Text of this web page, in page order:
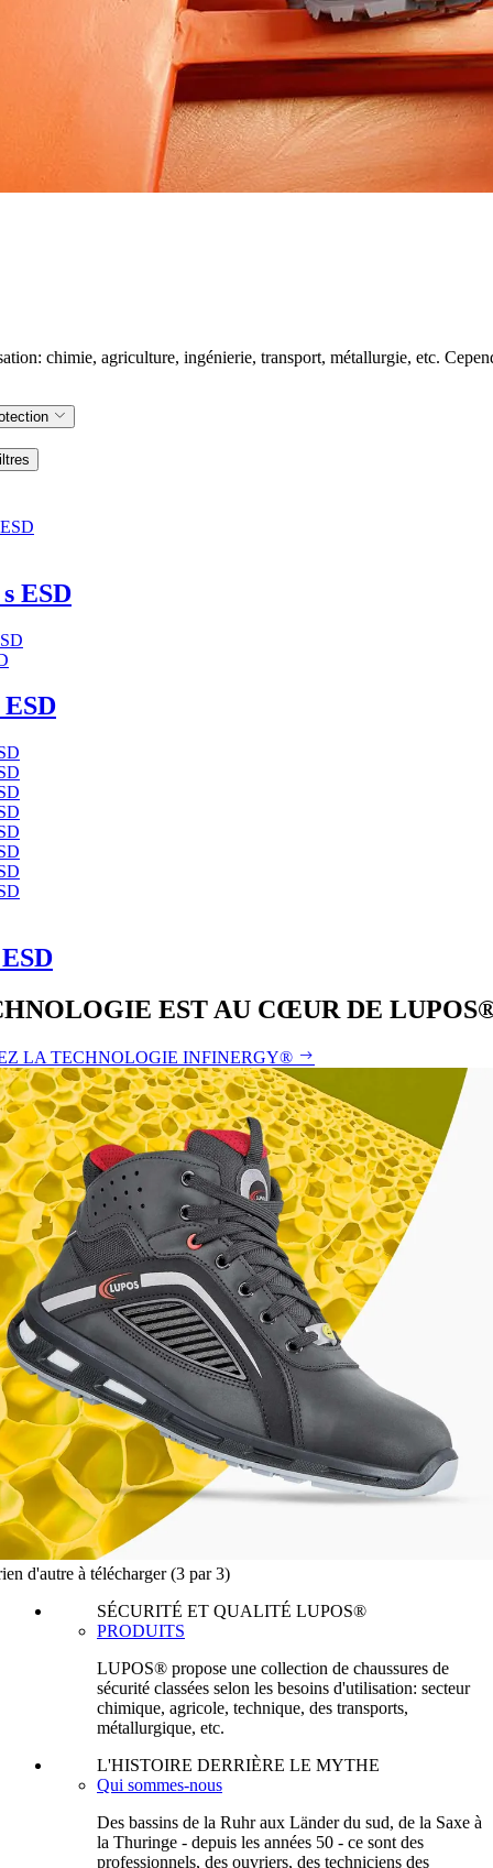
chimie, agriculture, ingénierie, transport, métallurgie, etc.
ESD
EST AU CŒUR DE
LA TECHNOLOGIE INFINERGY®
d'autre à télécharger(3 par 3)
SÉCURITÉ ET QUALITÉ LUPOS®
PRODUITS
LUPOS® propose une collection de chaussures de
sécurité classées selon les besoins d'utilisation: secteur
chimique, agricole, technique, des transports,
métallurgique, etc.
L'HISTOIRE DERRIÈRE LE MYTHE
Qui sommes-nous
Des bassins de la Ruhr aux Länder du sud, de la Saxe à
la Thuringe - depuis les années 50 - ce sont des
professionnels, des ouvriers, des techniciens des